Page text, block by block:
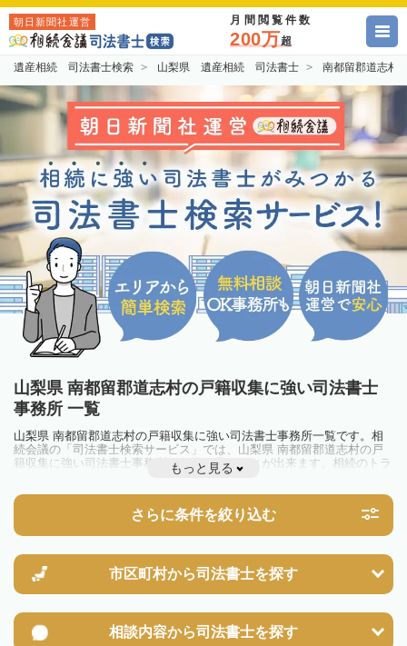
朝日新聞社運営 月間閲覧件数
200万超
遺産相続 司法書士検索 山梨県 遺産相続 司法書士 南都留郡道志
山梨県 南都留郡道志村の戸籍収集に強い司法書士
事務所 一覧
山梨県 南都留郡道志村の戸籍収集に強い司法書士事務所一覧です。相
続会議の「司法書士検索サービス」では、山梨県 南都留郡道志村の戸
籍収集に強い司法書士事務所を一覧で見ることが出来ます。相続のトラ
ブルやお悩みを抱えている方は一度近隣の司法書士に相談してみましょ
もっと見る
さらに条件を絞り込む
市区町村から司法書士を探す
相談内容から司法書士を探す